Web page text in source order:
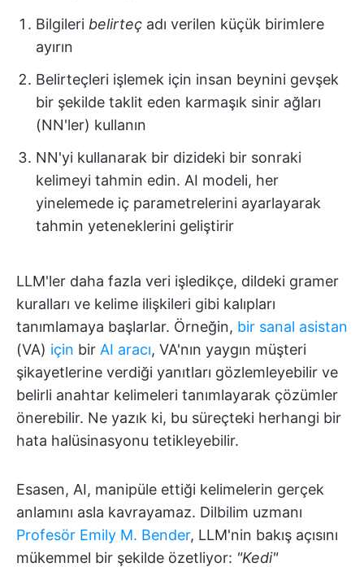
Bilgileri belirteç adı verilen küçük birimlere
ayırın
Belirteçleri işlemek için insan beynini gevşek
bir şekilde taklit eden karmaşık sinir ağları
(NN'ler) kullanın
NN'yi kullanarak bir dizideki bir sonraki
kelimeyi tahmin edin. AI modeli, her
yinelemede iç parametrelerini ayarlayarak
tahmin yeteneklerini geliştirir
LLM'ler daha fazla veri işledikçe, dildeki gramer
kuralları ve kelime ilişkileri gibi kalıpları
tanımlamaya başlarlar. Örneğin, bir sanal asistan
(VA) için bir AI aracı, VA'nın yaygın müşteri
şikayetlerine verdiği yanıtları gözlemleyebilir ve
belirli anahtar kelimeleri tanımlayarak çözümler
önerebilir. Ne yazık ki, bu süreçteki herhangi bir
hata halüsinasyonu tetikleyebilir.
Esasen, AI, manipüle ettiği kelimelerin gerçek
anlamını asla kavrayamaz. Dilbilim uzmanı
Profesör Emily M. Bender, LLM'nin bakış açısını
mükemmel bir şekilde özetliyor: "Kedi"